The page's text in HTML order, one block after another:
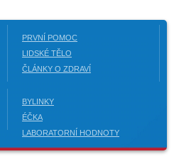
PRVNÍ POMOC
LIDSKÉ TĚLO
ČLÁNKY O ZDRAVÍ
BYLINKY
ÉČKA
LABORATORNÍ HODNOTY